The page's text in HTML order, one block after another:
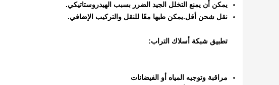
يمكن أن يمنع التخلل الجيد الضرر بسبب الهيدروستاتيكي.
نقل شحن أقل.يمكن طيها معًا للنقل والتركيب الإضافي.
تطبيق شبكة أسلاك التراب:
مراقبة وتوجيه المياه أو الفيضانات